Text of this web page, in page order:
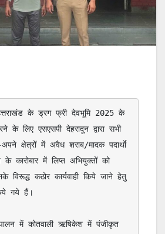
के ड्रग फ्री देवभूमि 2025 के
के लिए एसएसपी देहरादून द्वारा सभी
क्षेत्रों में अवैध शराब/मादक पदार्थाे
कारोबार में लिप्त अभियुक्तों को
विरूद्ध कठोर कार्यवाही किये जाने हेतु
गये हैं।
में कोतवाली ऋषिकेश में पंजीकृत